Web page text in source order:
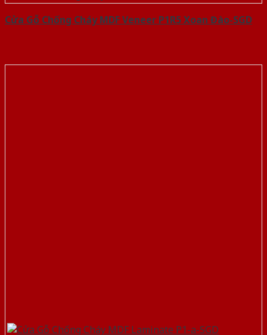
Cửa Gỗ Chống Cháy MDF Veneer P1R5 Xoan Đào-SGD